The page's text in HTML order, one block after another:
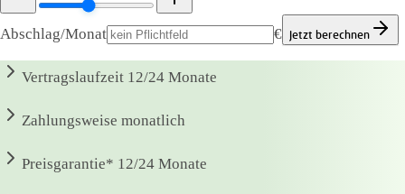
Abschlag/Monat € Jetzt berechnen
Vertragslaufzeit 12/24 Monate
Zahlungsweise monatlich
Preisgarantie* 12/24 Monate